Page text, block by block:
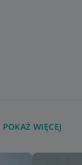
POKAŻ WIĘCEJ